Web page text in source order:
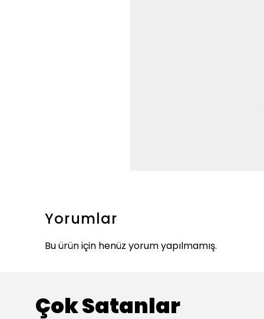
Yorumlar
Bu ürün için henüz yorum yapılmamış.
Çok Satanlar